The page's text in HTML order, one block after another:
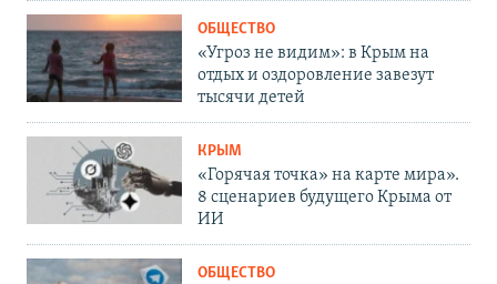
ОБЩЕСТВО
«Угроз не видим»: в Крым на
отдых и оздоровление завезут
тысячи детей
КРЫМ
«Горячая точка» на карте мира».
8 сценариев будущего Крыма от
ИИ
ОБЩЕСТВО